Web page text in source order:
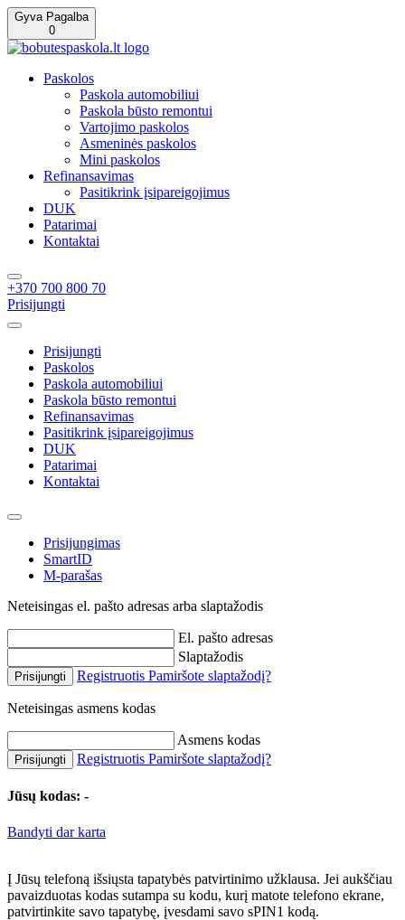
Gyva Pagalba
0
Paskolos
Paskola automobiliui
Paskola būsto remontui
Vartojimo paskolos
Asmeninės paskolos
Mini paskolos
Refinansavimas
Pasitikrink įsipareigojimus
DUK
Patarimai
Kontaktai
+370 700 800 70
Prisijungti
Prisijungti
Paskolos
Paskola automobiliui
Paskola būsto remontui
Refinansavimas
Pasitikrink įsipareigojimus
DUK
Patarimai
Kontaktai
Prisijungimas
SmartID
M-parašas
Neteisingas el. pašto adresas arba slaptažodis
El. pašto adresas
Slaptažodis
Prisijungti Registruotis Pamiršote slaptažodį?
Neteisingas asmens kodas
Asmens kodas
Prisijungti Registruotis Pamiršote slaptažodį?
Jūsų kodas: -
Bandyti dar karta
Į Jūsų telefoną išsiųsta tapatybės patvirtinimo užklausa. Jei aukščiau
pavaizduotas kodas sutampa su kodu, kurį matote telefono ekrane,
patvirtinkite savo tapatybę, įvesdami savo sPIN1 kodą.